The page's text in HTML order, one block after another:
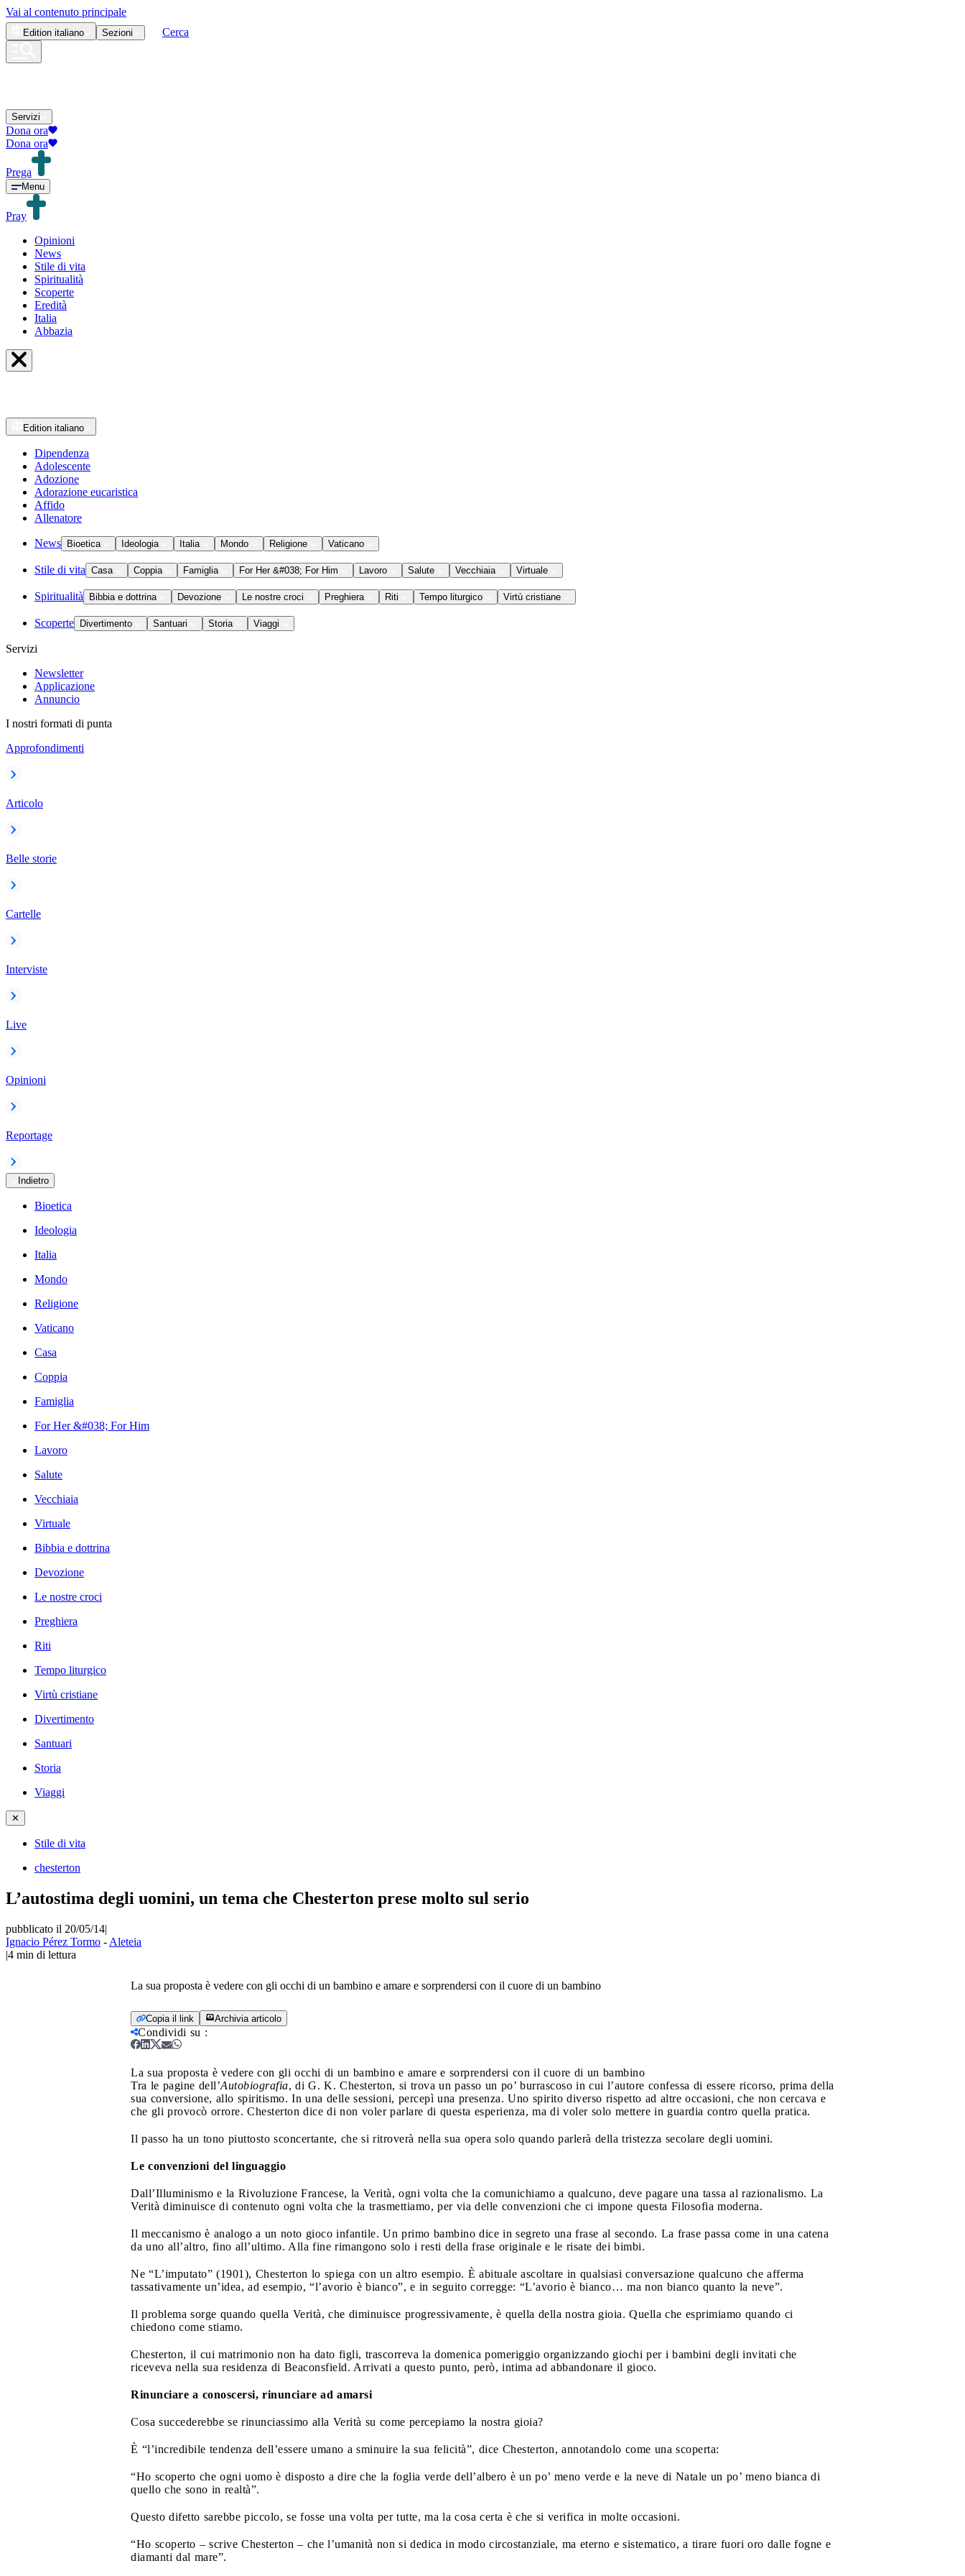
Vai al contenuto principale
Edition italiano Sezioni Cerca
Servizi
Dona ora
Dona ora
Prega
Menu
Pray
Opinioni
News
Stile di vita
Spiritualità
Scoperte
Eredità
Italia
Abbazia
Edition italiano
Dipendenza
Adolescente
Adozione
Adorazione eucaristica
Affido
Allenatore
News Bioetica Ideologia Italia Mondo Religione Vaticano
Stile di vita Casa Coppia Famiglia For Her &#038; For Him Lavoro Salute Vecchiaia Virtuale
Spiritualità Bibbia e dottrina Devozione Le nostre croci Preghiera Riti Tempo liturgico Virtù cristiane
Scoperte Divertimento Santuari Storia Viaggi
Servizi
Newsletter
Applicazione
Annuncio
I nostri formati di punta
Approfondimenti
Articolo
Belle storie
Cartelle
Interviste
Live
Opinioni
Reportage
Indietro
Bioetica
Ideologia
Italia
Mondo
Religione
Vaticano
Casa
Coppia
Famiglia
For Her &#038; For Him
Lavoro
Salute
Vecchiaia
Virtuale
Bibbia e dottrina
Devozione
Le nostre croci
Preghiera
Riti
Tempo liturgico
Virtù cristiane
Divertimento
Santuari
Storia
Viaggi
✕
Stile di vita
chesterton
L’autostima degli uomini, un tema che Chesterton prese molto sul serio
pubblicato il 20/05/14|
Ignacio Pérez Tormo - Aleteia
|4 min di lettura
La sua proposta è vedere con gli occhi di un bambino e amare e sorprendersi con il cuore di un bambino
Copia il link Archivia articolo
Condividi su :
La sua proposta è vedere con gli occhi di un bambino e amare e sorprendersi con il cuore di un bambino
Tra le pagine dell’Autobiografia, di G. K. Chesterton, si trova un passo un po’ burrascoso in cui l’autore confessa di essere ricorso, prima della
sua conversione, allo spiritismo. In una delle sessioni, percepì una presenza. Uno spirito diverso rispetto ad altre occasioni, che non cercava e
che gli provocò orrore. Chesterton dice di non voler parlare di questa esperienza, ma di voler solo mettere in guardia contro quella pratica.
Il passo ha un tono piuttosto sconcertante, che si ritroverà nella sua opera solo quando parlerà della tristezza secolare degli uomini.
Le convenzioni del linguaggio
Dall’Illuminismo e la Rivoluzione Francese, la Verità, ogni volta che la comunichiamo a qualcuno, deve pagare una tassa al razionalismo. La
Verità diminuisce di contenuto ogni volta che la trasmettiamo, per via delle convenzioni che ci impone questa Filosofia moderna.
Il meccanismo è analogo a un noto gioco infantile. Un primo bambino dice in segreto una frase al secondo. La frase passa come in una catena
da uno all’altro, fino all’ultimo. Alla fine rimangono solo i resti della frase originale e le risate dei bimbi.
Ne “L’imputato” (1901), Chesterton lo spiega con un altro esempio. È abituale ascoltare in qualsiasi conversazione qualcuno che afferma
tassativamente un’idea, ad esempio, “l’avorio è bianco”, e in seguito corregge: “L’avorio è bianco… ma non bianco quanto la neve”.
Il problema sorge quando quella Verità, che diminuisce progressivamente, è quella della nostra gioia. Quella che esprimiamo quando ci
chiedono come stiamo.
Chesterton, il cui matrimonio non ha dato figli, trascorreva la domenica pomeriggio organizzando giochi per i bambini degli invitati che
riceveva nella sua residenza di Beaconsfield. Arrivati a questo punto, però, intima ad abbandonare il gioco.
Rinunciare a conoscersi, rinunciare ad amarsi
Cosa succederebbe se rinunciassimo alla Verità su come percepiamo la nostra gioia?
È “l’incredibile tendenza dell’essere umano a sminuire la sua felicità”, dice Chesterton, annotandolo come una scoperta:
“Ho scoperto che ogni uomo è disposto a dire che la foglia verde dell’albero è un po’ meno verde e la neve di Natale un po’ meno bianca di
quello che sono in realtà”.
Questo difetto sarebbe piccolo, se fosse una volta per tutte, ma la cosa certa è che si verifica in molte occasioni.
“Ho scoperto – scrive Chesterton – che l’umanità non si dedica in modo circostanziale, ma eterno e sistematico, a tirare fuori oro dalle fogne e
diamanti dal mare”.